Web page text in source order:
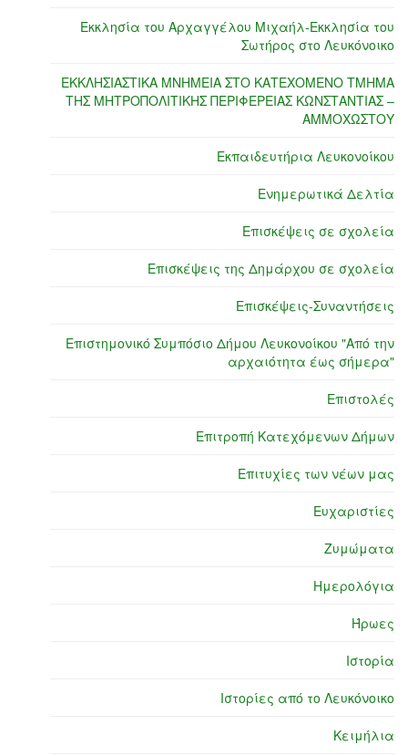
Εκκλησία του Αρχαγγέλου Μιχαήλ-Εκκλησία του
Σωτήρος στο Λευκόνοικο
ΕΚΚΛΗΣΙΑΣΤΙΚΑ ΜΝΗΜΕΙΑ ΣΤΟ ΚΑΤΕΧΟΜΕΝΟ ΤΜΗΜΑ
ΤΗΣ ΜΗΤΡΟΠΟΛΙΤΙΚΗΣ ΠΕΡΙΦΕΡΕΙΑΣ ΚΩΝΣΤΑΝΤΙΑΣ –
ΑΜΜΟΧΩΣΤΟΥ
Εκπαιδευτήρια Λευκονοίκου
Ενημερωτικά Δελτία
Επισκέψεις σε σχολεία
Επισκέψεις της Δημάρχου σε σχολεία
Επισκέψεις-Συναντήσεις
Επιστημονικό Συμπόσιο Δήμου Λευκονοίκου "Από την
αρχαιότητα έως σήμερα"
Επιστολές
Επιτροπή Κατεχόμενων Δήμων
Επιτυχίες των νέων μας
Ευχαριστίες
Ζυμώματα
Ημερολόγια
Ήρωες
Ιστορία
Ιστορίες από το Λευκόνοικο
Κειμήλια